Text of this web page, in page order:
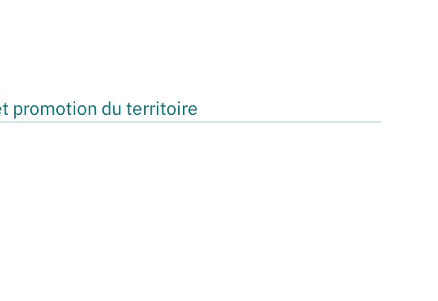
promotion du territoire